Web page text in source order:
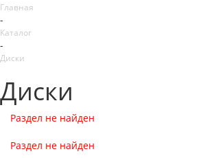
Главная
-
Каталог
-
Диски
Диски
Раздел не найден
Раздел не найден